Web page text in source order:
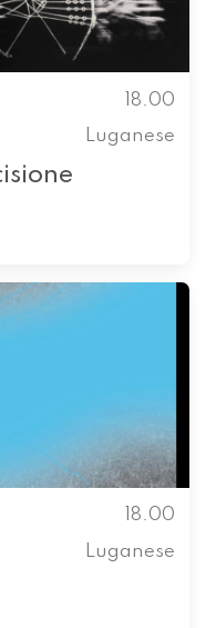
18.00
Luganese
18.00
Luganese